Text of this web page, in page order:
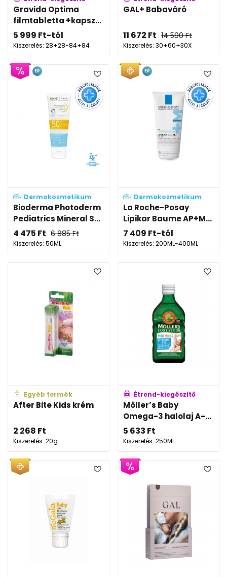
Gravida Optima
filmtabletta +kapsz...
5 999 Ft-tól
Kiszerelés: 28+28-84+84
GAL+ Babaváró
11 672 Ft 14 590Ft
Kiszerelés: 30+60+30X
Dermokozmetikum
Bioderma Photoderm
Pediatrics Mineral S...
4 475 Ft 6 885Ft
Kiszerelés: 50ML
EP
Dermokozmetikum
La Roche-Posay
Lipikar Baume AP+M...
7 409 Ft-tól
Kiszerelés: 200ML-400ML
EP
Egyéb termék
After Bite Kids krém
2 268 Ft
Kiszerelés: 20g
Étrend-kiegészítő
Möller’s Baby
Omega-3 halolaj A-...
5 633 Ft
Kiszerelés: 250ML